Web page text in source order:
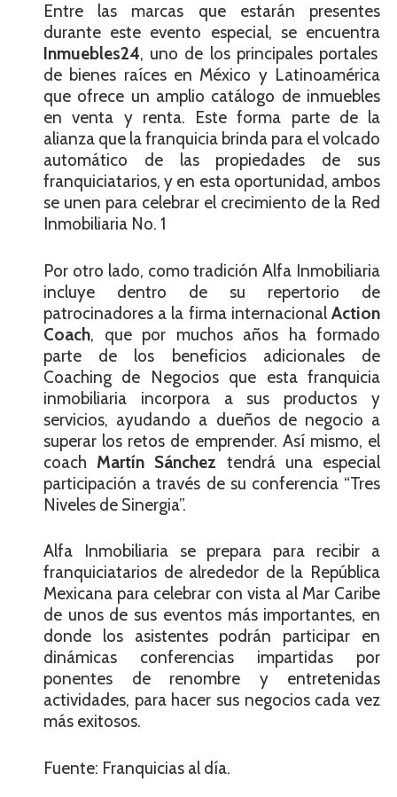
Entre las marcas que estarán presentes
durante este evento especial, se encuentra
Inmuebles24, uno de los principales portales
de bienes raíces en México y Latinoamérica
que ofrece un amplio catálogo de inmuebles
en venta y renta. Este forma parte de la
alianza que la franquicia brinda para el volcado
automático de las propiedades de sus
franquiciatarios, y en esta oportunidad, ambos
se unen para celebrar el crecimiento de la Red
Inmobiliaria No. 1
Por otro lado, como tradición Alfa Inmobiliaria
incluye dentro de su repertorio de
patrocinadores a la firma internacional Action
Coach, que por muchos años ha formado
parte de los beneficios adicionales de
Coaching de Negocios que esta franquicia
inmobiliaria incorpora a sus productos y
servicios, ayudando a dueños de negocio a
superar los retos de emprender. Así mismo, el
coach Martín Sánchez tendrá una especial
participación a través de su conferencia “Tres
Niveles de Sinergia”.
Alfa Inmobiliaria se prepara para recibir a
franquiciatarios de alrededor de la República
Mexicana para celebrar con vista al Mar Caribe
de unos de sus eventos más importantes, en
donde los asistentes podrán participar en
dinámicas conferencias impartidas por
ponentes de renombre y entretenidas
actividades, para hacer sus negocios cada vez
más exitosos.
Fuente: Franquicias al día.